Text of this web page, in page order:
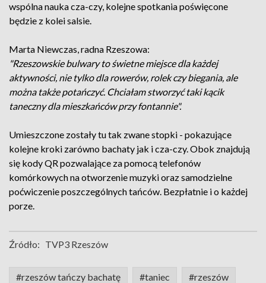
wspólna nauka cza-czy, kolejne spotkania poświęcone
będzie z kolei salsie.
Marta Niewczas, radna Rzeszowa:
"Rzeszowskie bulwary to świetne miejsce dla każdej
aktywności, nie tylko dla rowerów, rolek czy biegania, ale
można także potańczyć. Chciałam stworzyć taki kącik
taneczny dla mieszkańców przy fontannie".
Umieszczone zostały tu tak zwane stopki - pokazujące
kolejne kroki zarówno bachaty jak i cza-czy. Obok znajdują
się kody QR pozwalające za pomocą telefonów
komórkowych na otworzenie muzyki oraz samodzielne
poćwiczenie poszczególnych tańców. Bezpłatnie i o każdej
porze.
Źródło: TVP3 Rzeszów
#rzeszów tańczy bachatę #taniec #rzeszów